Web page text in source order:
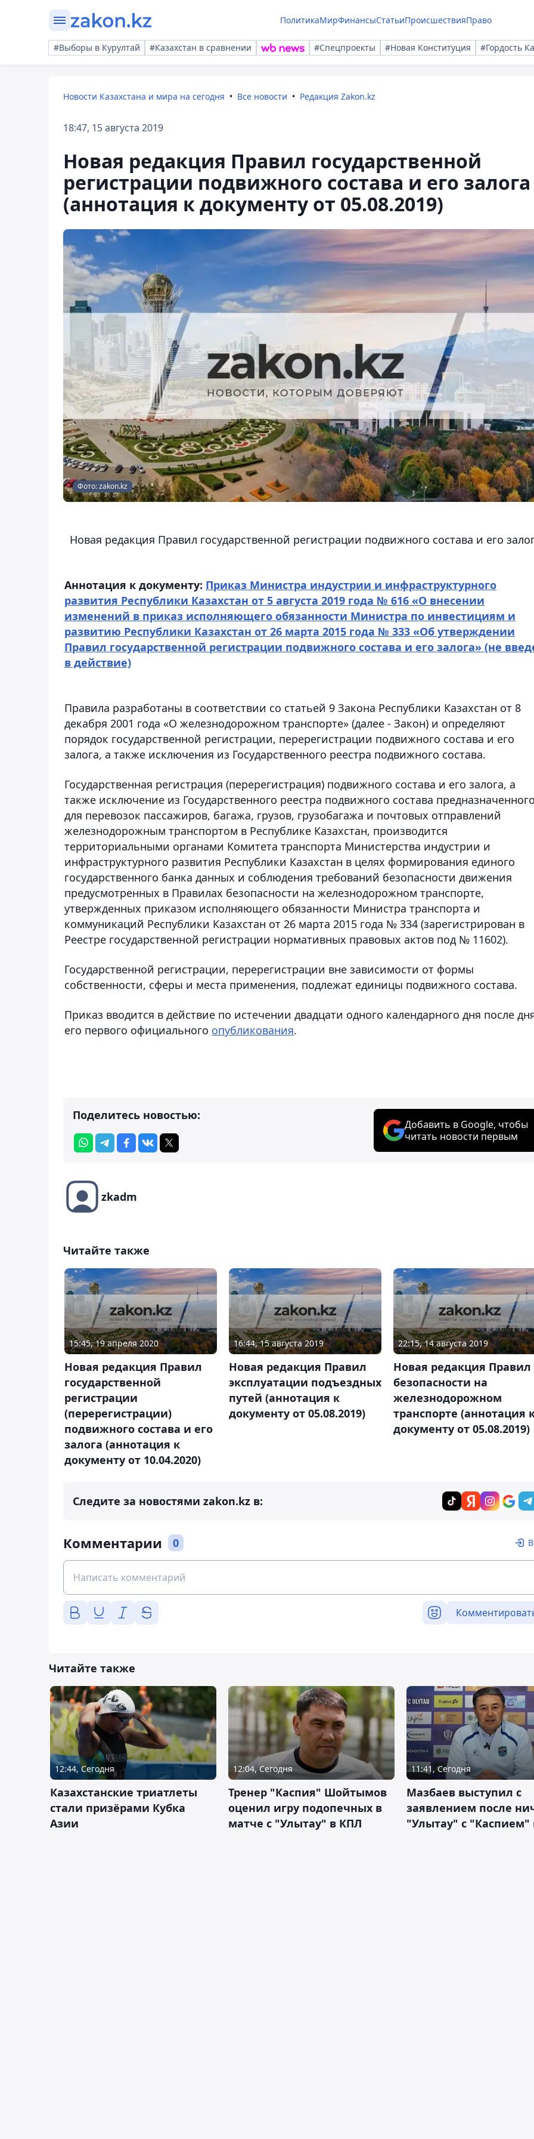
ПолитикаМирФинансыСтатьиПроисшествияПраво
#Выборы в Курултай #Казахстан в сравнении #Спецпроекты #Новая Конституция #Гордость
Новости Казахстана и мира на сегодня Все новости Редакция Zakon.kz
18:47, 15 августа 2019
Новая редакция Правил государственной
регистрации подвижного состава и его залога
(аннотация к документу от 05.08.2019)
Фото: zakon.kz
Новая редакция Правил государственной регистрации подвижного состава и его
Аннотация к документу: Приказ Министра индустрии и инфраструктурного
развития Республики Казахстан от 5 августа 2019 года № 616 «О внесении
изменений в приказ исполняющего обязанности Министра по инвестициям и
развитию Республики Казахстан от 26 марта 2015 года № 333 «Об утверждении
Правил государственной регистрации подвижного состава и его залога» (не
в действие)
Правила разработаны в соответствии со статьей 9 Закона Республики Казахстан от 8
декабря 2001 года «О железнодорожном транспорте» (далее - Закон) и определяют
порядок государственной регистрации, перерегистрации подвижного состава и его
залога, а также исключения из Государственного реестра подвижного состава.
Государственная регистрация (перерегистрация) подвижного состава и его залога, а
также исключение из Государственного реестра подвижного состава
для перевозок пассажиров, багажа, грузов, грузобагажа и почтовых отправлений
железнодорожным транспортом в Республике Казахстан, производится
территориальными органами Комитета транспорта Министерства индустрии и
инфраструктурного развития Республики Казахстан в целях формирования единого
государственного банка данных и соблюдения требований безопасности движения
предусмотренных в Правилах безопасности на железнодорожном транспорте,
утвержденных приказом исполняющего обязанности Министра транспорта и
коммуникаций Республики Казахстан от 26 марта 2015 года № 334 (зарегистрирован в
Реестре государственной регистрации нормативных правовых актов под № 11602).
Государственной регистрации, перерегистрации вне зависимости от формы
собственности, сферы и места применения, подлежат единицы подвижного состава.
Приказ вводится в действие по истечении двадцати одного календарного дня после
его первого официального опубликования.
Поделитесь новостью:
Добавить в Google, чтобы
читать новости первым
zkadm
Читайте также
15:45, 19 апреля 2020
Новая редакция Правил
государственной
регистрации
(перерегистрации)
подвижного состава и его
залога (аннотация к
документу от 10.04.2020)
16:44, 15 августа 2019
Новая редакция Правил
эксплуатации подъездных
путей (аннотация к
документу от 05.08.2019)
22:15, 14 августа 2019
Новая редакция Правил
безопасности на
железнодорожном
транспорте (аннотация
документу от 05.08.2019)
Следите за новостями zakon.kz в:
Комментарии 0
Читайте также
12:44, Сегодня
Казахстанские триатлеты
стали призёрами Кубка
Азии
12:04, Сегодня
Тренер "Каспия" Шойтымов
оценил игру подопечных в
матче с "Улытау" в КПЛ
11:41, Сегодня
Мазбаев выступил с
заявлением после
"Улытау" с "Каспием"